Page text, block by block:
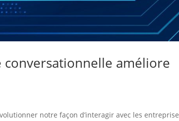
conversationnelle améliore
notre façon d’interagir avec les